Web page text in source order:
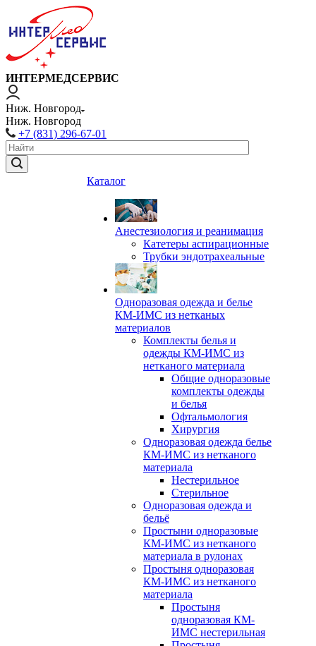
ИНТЕРМЕДСЕРВИС
Ниж. Новгород
Ниж. Новгород
+7 (831) 296-67-01
Каталог
Анестезиология и реанимация
Катетеры аспирационные
Трубки эндотрахеальные
Одноразовая одежда и белье
КМ-ИМС из нетканых
материалов
Комплекты белья и
одежды КМ-ИМС из
нетканого материала
Общие одноразовые
комплекты одежды
и белья
Офтальмология
Хирургия
Одноразовая одежда белье
КМ-ИМС из нетканого
материала
Нестерильное
Стерильное
Одноразовая одежда и
бельё
Простыни одноразовые
КМ-ИМС из нетканого
материала в рулонах
Простыня одноразовая
КМ-ИМС из нетканого
материала
Простыня
одноразовая КМ-
ИМС нестерильная